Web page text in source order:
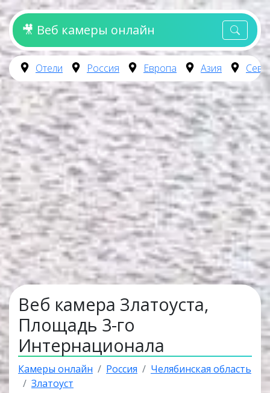
🎥 Веб камеры онлайн
Отели Россия Европа Азия
Веб камера Златоуста,
Площадь 3-го
Интернационала
Камеры онлайн Россия
Челябинская область
Златоуст